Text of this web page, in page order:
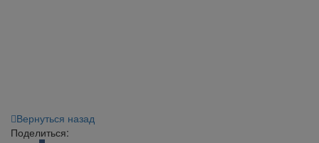
Вернуться назад
Поделиться: